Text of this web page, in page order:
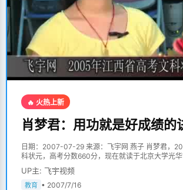
🔥 火热上新
肖梦君：用功就是好成绩的
日期：2007-07-29 来源：飞宇网 燕子 肖梦君，2005年江西省高考文
科状元，高考分数660分，现在就读于北京大学光
理会计专业。 660分是个非常吉利的数字，肖梦君一直觉得自己成绩还
不错，在学校里也当过不少的第一，但是当全省第
上的时候，她和全家人一起惊讶起来，在被告知成
UP主: 飞宇视频
教育 • 2007/7/16